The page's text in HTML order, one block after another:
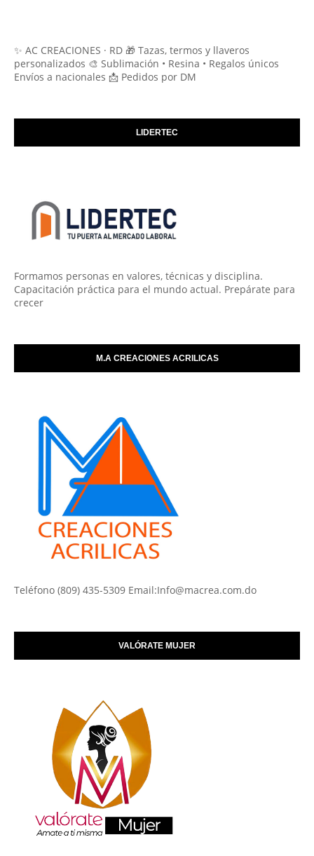
✨ AC CREACIONES · RD 🎁 Tazas, termos y llaveros
personalizados 🎨 Sublimación • Resina • Regalos únicos
Envíos a nacionales 📩 Pedidos por DM
LIDERTEC
Formamos personas en valores, técnicas y disciplina.
Capacitación práctica para el mundo actual. Prepárate para
crecer
M.A CREACIONES ACRILICAS
Teléfono (809) 435-5309 Email:Info@macrea.com.do
VALÓRATE MUJER